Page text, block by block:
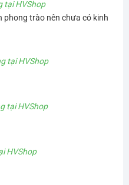
tại HVShop
phong trào nên chưa có kinh
tại HVShop
tại HVShop
HVShop